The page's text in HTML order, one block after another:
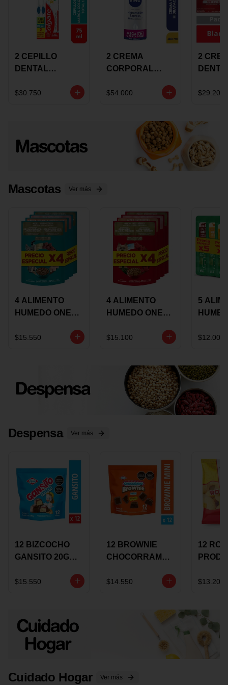
2 CEPILLO
DENTAL
+CREMA
$30.750
2 CREMA
CORPORAL
EXPRESS
OFERTA
$54.000
2
$29.200
Mascotas Ver más
4 ALIMENTO
HUMEDO ONE
85 GRS
$15.550
4 ALIMENTO
HUMEDO ONE
85 GRS
$15.100
5
$12.000
Despensa Ver más
12 BIZCOCHO
GANSITO 20G
MERMELADA
$15.550
12 BROWNIE
CHOCORRAMO
X 20 GRS
$14.550
12
X 15
$13.200
Cuidado Hogar Ver más